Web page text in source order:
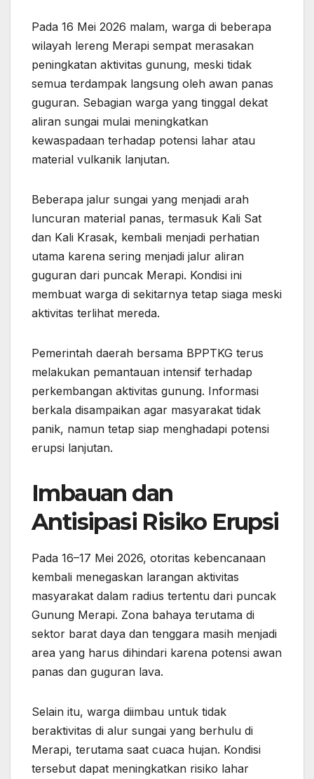
Pada 16 Mei 2026 malam, warga di beberapa
wilayah lereng Merapi sempat merasakan
peningkatan aktivitas gunung, meski tidak
semua terdampak langsung oleh awan panas
guguran. Sebagian warga yang tinggal dekat
aliran sungai mulai meningkatkan
kewaspadaan terhadap potensi lahar atau
material vulkanik lanjutan.
Beberapa jalur sungai yang menjadi arah
luncuran material panas, termasuk Kali Sat
dan Kali Krasak, kembali menjadi perhatian
utama karena sering menjadi jalur aliran
guguran dari puncak Merapi. Kondisi ini
membuat warga di sekitarnya tetap siaga meski
aktivitas terlihat mereda.
Pemerintah daerah bersama BPPTKG terus
melakukan pemantauan intensif terhadap
perkembangan aktivitas gunung. Informasi
berkala disampaikan agar masyarakat tidak
panik, namun tetap siap menghadapi potensi
erupsi lanjutan.
Imbauan dan
Antisipasi Risiko Erupsi
Pada 16–17 Mei 2026, otoritas kebencanaan
kembali menegaskan larangan aktivitas
masyarakat dalam radius tertentu dari puncak
Gunung Merapi. Zona bahaya terutama di
sektor barat daya dan tenggara masih menjadi
area yang harus dihindari karena potensi awan
panas dan guguran lava.
Selain itu, warga diimbau untuk tidak
beraktivitas di alur sungai yang berhulu di
Merapi, terutama saat cuaca hujan. Kondisi
tersebut dapat meningkatkan risiko lahar